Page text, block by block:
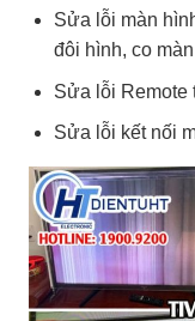
Sửa lỗi màn
đôi hình, co
Sửa lỗi Remote
Sửa lỗi kết nối